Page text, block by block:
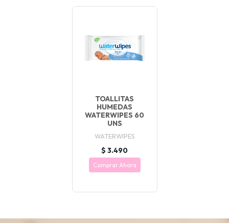
TOALLITAS
HUMEDAS
WATERWIPES 60
UNS
WATERWIPES
$ 3.490
Comprar Ahora